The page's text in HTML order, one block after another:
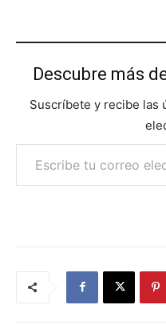
Descubre más
Suscríbete y recibe las
Escribe tu correo electrónico…